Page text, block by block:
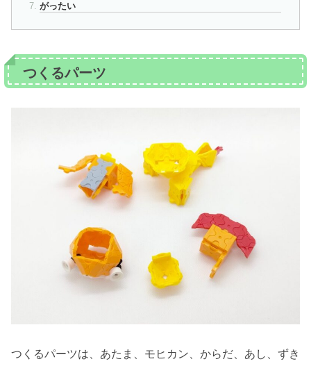
がったい
つくるパーツ
つくるパーツは、あたま、モヒカン、からだ、あし、ずき